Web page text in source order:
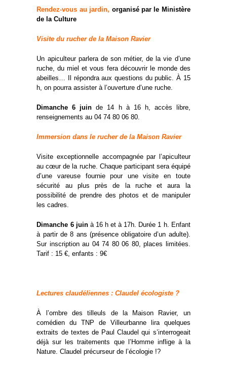
Rendez-vous au jardin, organisé par le Ministère
de la Culture
Visite du rucher de la Maison Ravier
Un apiculteur parlera de son métier, de la vie d’une
ruche, du miel et vous fera découvrir le monde des
abeilles… Il répondra aux questions du public. À 15
h, on pourra assister à l’ouverture d’une ruche.
Dimanche 6 juin de 14 h à 16 h, accès libre,
renseignements au 04 74 80 06 80.
Immersion dans le rucher de la Maison Ravier
Visite exceptionnelle accompagnée par l’apiculteur
au cœur de la ruche. Chaque participant sera équipé
d’une vareuse fournie pour une visite en toute
sécurité au plus près de la ruche et aura la
possibilité de prendre des photos et de manipuler
les cadres.
Dimanche 6 juinà 16 h et à 17h. Durée 1 h. Enfant
à partir de 8 ans (présence obligatoire d’un adulte).
Sur inscription au 04 74 80 06 80, places limitées.
Tarif : 15 €, enfants : 9€
Lectures claudéliennes : Claudel écologiste ?
À l’ombre des tilleuls de la Maison Ravier, un
comédien du TNP de Villeurbanne lira quelques
extraits de textes de Paul Claudel qui s’interrogeait
déjà sur les traitements que l’Homme inflige à la
Nature. Claudel précurseur de l’écologie !?